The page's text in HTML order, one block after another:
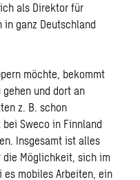
als Direktor für
in ganz Deutschland
möchte, bekommt
und dort an
z. B. schon
Sweco in Finnland
Insgesamt ist alles
Möglichkeit, sich im
es mobiles Arbeiten, ein